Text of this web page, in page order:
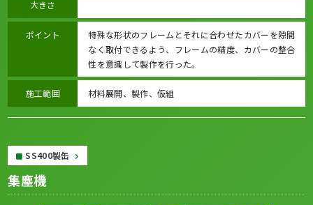
大きさ
ポイント
特殊な形状のフレームとそれに合わせたカバーを隙間
なく取付できるよう、フレームの精度、カバーの整合
性を意識して製作を行った。
施工範囲 材料展開、製作、仮組
SS400製缶
集塵機